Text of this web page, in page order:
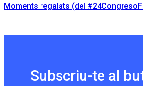
Moments regalats (del
Subscriu-te al